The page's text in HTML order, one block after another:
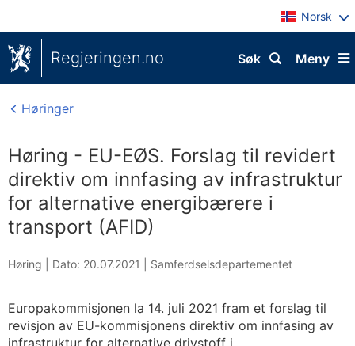
Norsk
Regjeringen.no Meny
Søk
Høringer
Høring - EU-EØS. Forslag til revidert
direktiv om innfasing av infrastruktur
for alternative energibærere i
transport (AFID)
Høring | Dato: 20.07.2021 Samferdselsdepartementet
Europakommisjonen la 14. juli 2021 fram et forslag til
revisjon av EU-kommisjonens direktiv om innfasing av
infrastruktur for alternative drivstoff i